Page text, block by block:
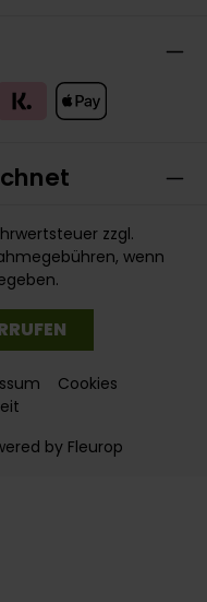
zzgl.
wenn
by Fleurop
Cookies